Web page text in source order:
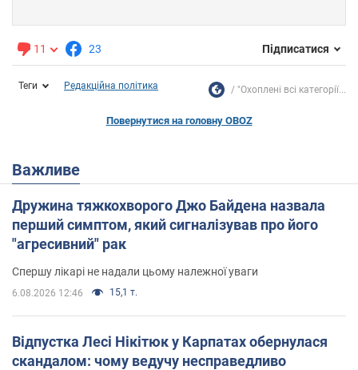
11 23 Підписатися
Теги Редакційна політика "Охоплені всі категорії...
Повернутися на головну OBOZ
Важливе
Дружина тяжкохворого Джо Байдена назвала
перший симптом, який сигналізував про його
"агресивний" рак
Спершу лікарі не надали цьому належної уваги
6.08.2026 12:46 15,1 т.
Відпустка Лесі Нікітюк у Карпатах обернулася
скандалом: чому ведучу несправедливо